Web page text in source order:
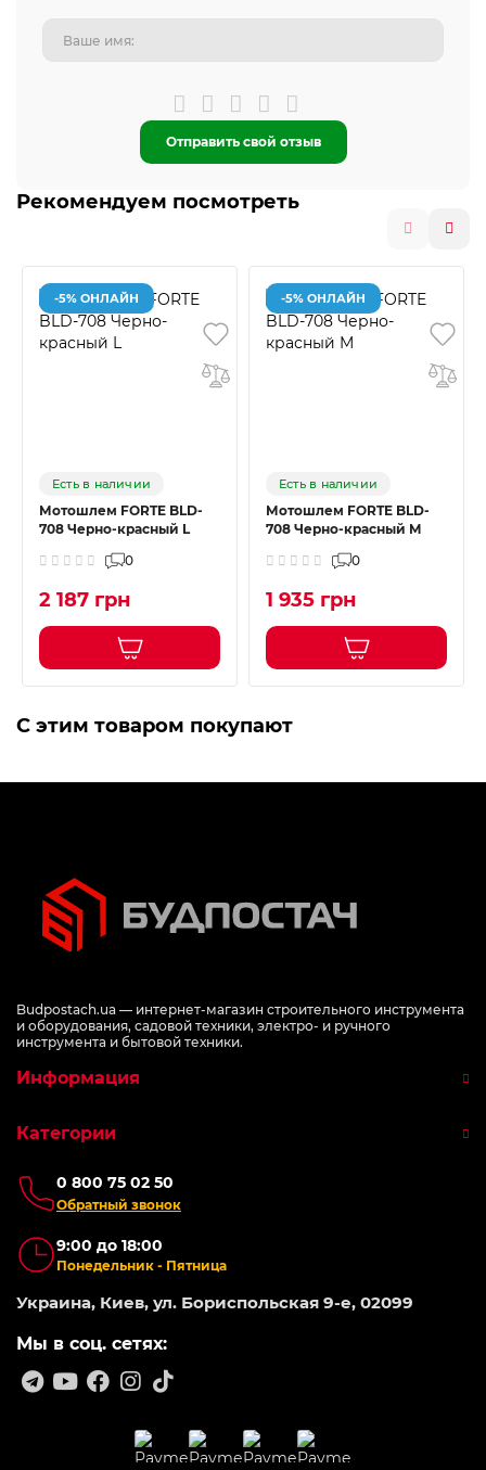
Отправить свой отзыв
Рекомендуем посмотреть
-5% ОНЛАЙН
Есть в наличии
Мотошлем FORTE BLD-
708 Черно-красный L
0
2 187 грн
-5% ОНЛАЙН
Есть в наличии
Мотошлем FORTE BLD-
708 Черно-красный M
0
1 935 грн
С этим товаром покупают
Budpostach.ua — интернет-магазин строительного инструмента
и оборудования, садовой техники, электро- и ручного
инструмента и бытовой техники.
0 800 75 02 50
Обратный звонок
9:00 до 18:00
Понедельник - Пятница
Украина, Киев, ул. Бориспольская 9-е, 02099
Мы в соц. сетях:
Информация
Категории